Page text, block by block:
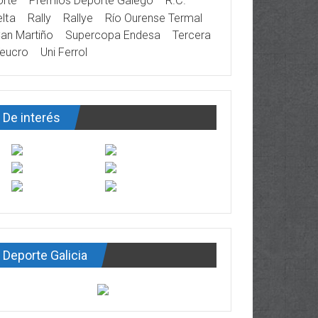
Rally Rallye
Río Ourense Termal
Martiño
Supercopa Endesa
Tercera
Uni Ferrol
De interés
Deporte Galicia